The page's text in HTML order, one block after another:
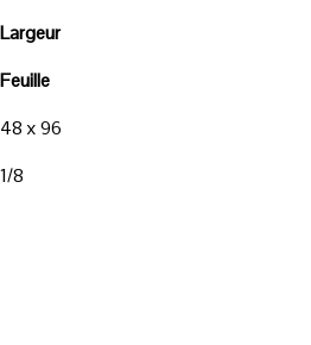
Largeur
Feuille
48 x 96
1/8